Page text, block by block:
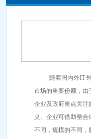
随着国内外IT
市场的重要份额，由
企业及政府重点关注
义。企业可借助整
不同，规模的不同，